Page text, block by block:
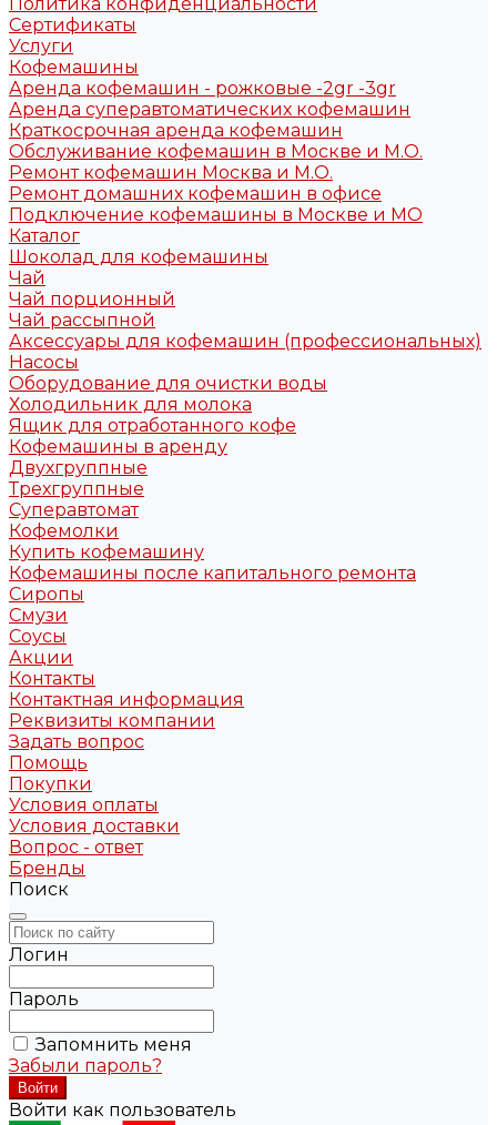
Сертификаты
Услуги
Кофемашины
Аренда кофемашин - рожковые -2gr -3gr
Аренда суперавтоматических кофемашин
Краткосрочная аренда кофемашин
Обслуживание кофемашин в Москве и М.О.
Ремонт кофемашин Москва и М.О.
Ремонт домашних кофемашин в офисе
Подключение кофемашины в Москве и МО
Каталог
Шоколад для кофемашины
Чай
Чай порционный
Чай рассыпной
Аксессуары для кофемашин (профессиональных)
Насосы
Оборудование для очистки воды
Холодильник для молока
Ящик для отработанного кофе
Кофемашины в аренду
Двухгруппные
Трехгруппные
Суперавтомат
Кофемолки
Купить кофемашину
Кофемашины после капитального ремонта
Сиропы
Смузи
Соусы
Акции
Контакты
Контактная информация
Реквизиты компании
Задать вопрос
Помощь
Покупки
Условия оплаты
Условия доставки
Вопрос - ответ
Бренды
Поиск
Логин
Пароль
Запомнить меня
Забыли пароль?
Войти как пользователь